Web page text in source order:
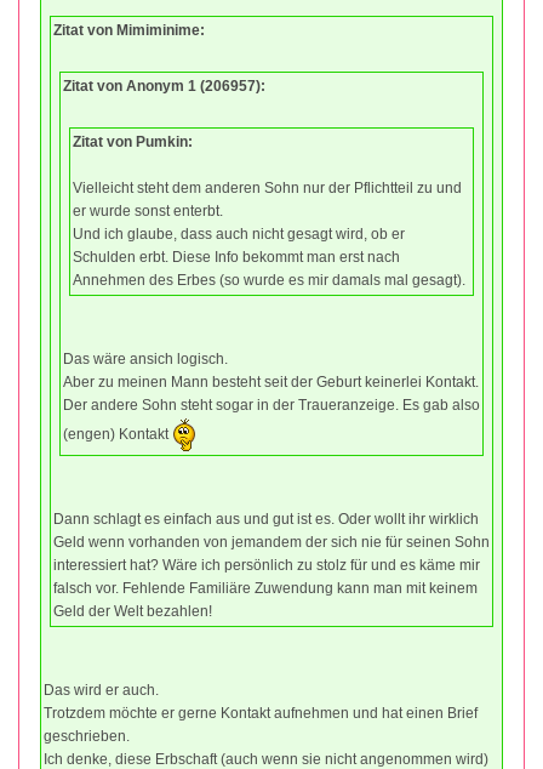
Zitat von Mimiminime:
Zitat von Anonym 1 (206957):
Zitat von Pumkin:
Vielleicht steht dem anderen Sohn nur der Pflichtteil zu und
er wurde sonst enterbt.
Und ich glaube, dass auch nicht gesagt wird, ob er
Schulden erbt. Diese Info bekommt man erst nach
Annehmen des Erbes (so wurde es mir damals mal gesagt).
Das wäre ansich logisch.
Aber zu meinen Mann besteht seit der Geburt keinerlei Kontakt.
Der andere Sohn steht sogar in der Traueranzeige. Es gab also
(engen) Kontakt
Dann schlagt es einfach aus und gut ist es. Oder wollt ihr wirklich
Geld wenn vorhanden von jemandem der sich nie für seinen Sohn
interessiert hat? Wäre ich persönlich zu stolz für und es käme mir
falsch vor. Fehlende Familiäre Zuwendung kann man mit keinem
Geld der Welt bezahlen!
Das wird er auch.
Trotzdem möchte er gerne Kontakt aufnehmen und hat einen Brief
geschrieben.
Ich denke, diese Erbschaft (auch wenn sie nicht angenommen wird)